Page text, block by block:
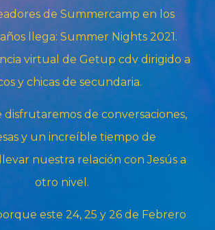
de Summercamp en los
llega: Summer Nights 2021.
virtual de Getup cdv dirigido a
y chicas de secundaria.
disfrutaremos de conversaciones,
y un increíble tiempo de
nuestra relación con Jesús a
otro nivel.
este 24, 25 y 26 de Febrero